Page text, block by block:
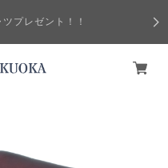
プレゼント！！